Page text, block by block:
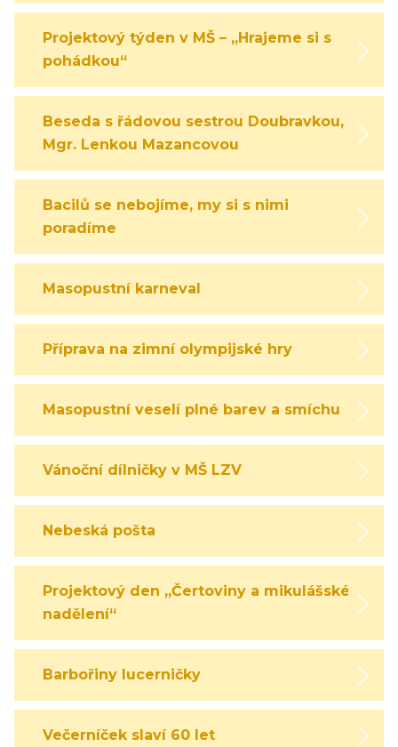
Projektový týden v MŠ – „Hrajeme si s
pohádkou“
Beseda s řádovou sestrou Doubravkou,
Mgr. Lenkou Mazancovou
Bacilů se nebojíme, my si s nimi
poradíme
Masopustní karneval
Příprava na zimní olympijské hry
Masopustní veselí plné barev a smíchu
Vánoční dílničky v MŠ LZV
Nebeská pošta
Projektový den „Čertoviny a mikulášské
nadělení“
Barbořiny lucerničky
Večerníček slaví 60 let